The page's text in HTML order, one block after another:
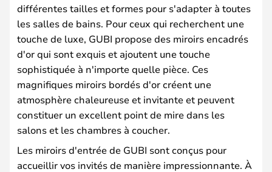
différentes tailles et formes pour s'adapter à toutes
les salles de bains. Pour ceux qui recherchent une
touche de luxe, GUBI propose des miroirs encadrés
d'or qui sont exquis et ajoutent une touche
sophistiquée à n'importe quelle pièce. Ces
magnifiques miroirs bordés d'or créent une
atmosphère chaleureuse et invitante et peuvent
constituer un excellent point de mire dans les
salons et les chambres à coucher.
Les miroirs d'entrée de GUBI sont conçus pour
accueillir vos invités de manière impressionnante. À